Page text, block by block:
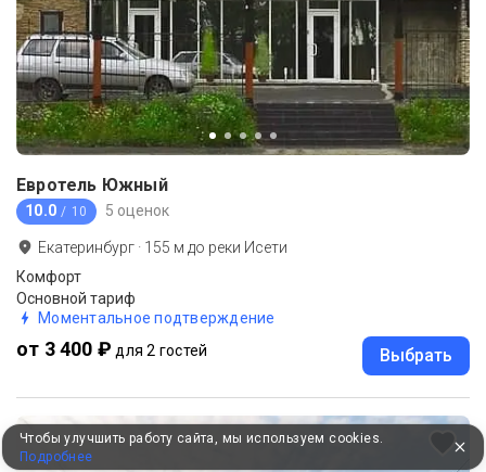
Евротель Южный
10.0 / 10 5 оценок
Екатеринбург · 155 м до реки Исети
Комфорт
Основной тариф
Моментальное подтверждение
от 3 400 ₽ для 2 гостей Выбрать
Чтобы улучшить работу сайта, мы используем cookies.
Подробнее